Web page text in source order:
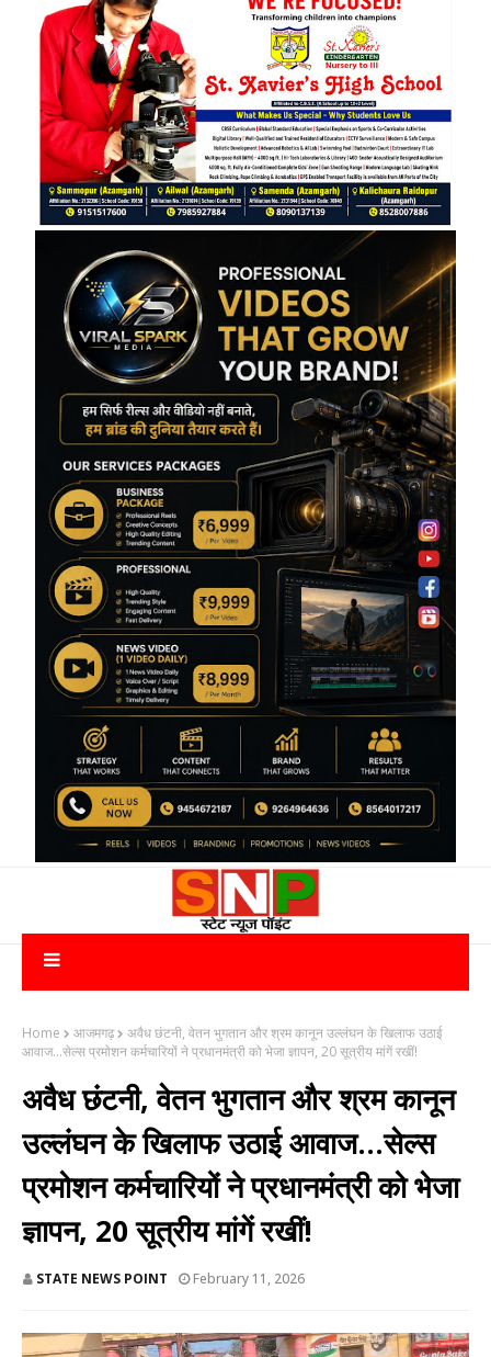
Home आजमगढ़
अवैध छंटनी, वेतन भुगतान और श्रम कानून उल्लंघन के खिलाफ उठाई
आवाज...सेल्स प्रमोशन कर्मचारियों ने प्रधानमंत्री को भेजा ज्ञापन, 20 सूत्रीय मांगें रखीं!
अवैध छंटनी, वेतन भुगतान और श्रम कानून
उल्लंघन के खिलाफ उठाई आवाज...सेल्स
प्रमोशन कर्मचारियों ने प्रधानमंत्री को भेजा
ज्ञापन, 20 सूत्रीय मांगें रखीं!
STATE NEWS POINT February 11, 2026